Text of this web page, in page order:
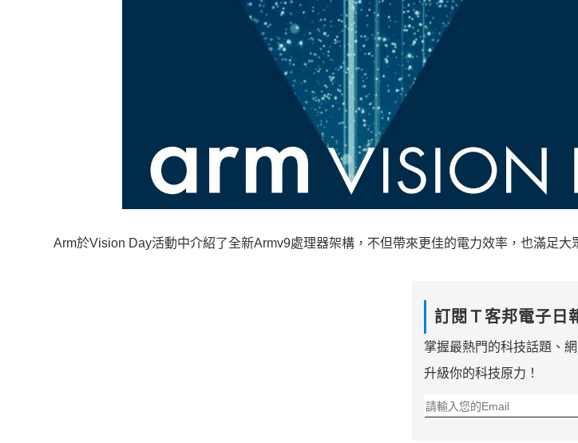
Arm於Vision Day活動中介紹了全新Armv9處理器架構，不但帶來更佳的電力效率，也滿足大
訂閱Ｔ客邦電子日
掌握最熱門的科技話題、網
升級你的科技原力！